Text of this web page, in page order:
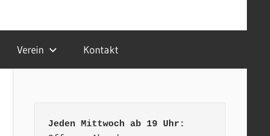
Verein Kontakt
Jeden Mittwoch ab 19 Uhr: